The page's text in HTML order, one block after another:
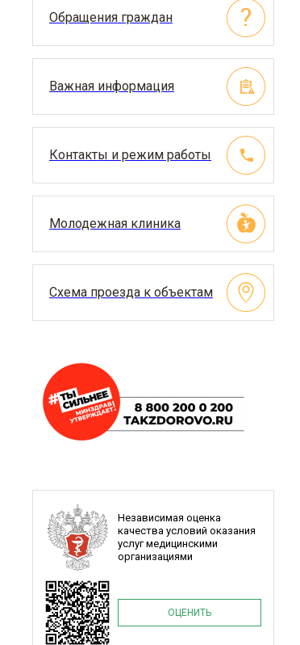
Обращения граждан
Важная информация
Контакты и режим работы
Молодежная клиника
Схема проезда к объектам
Независимая оценка
качества условий оказания
услуг медицинскими
организациями
ОЦЕНИТЬ